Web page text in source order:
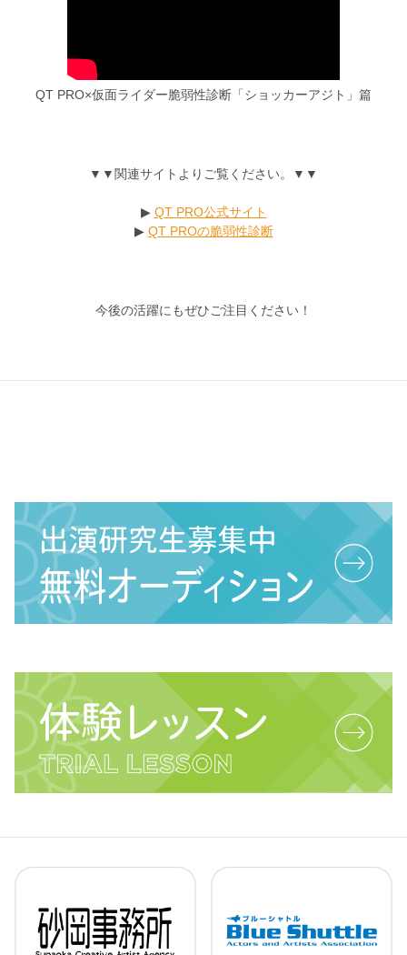
QT PRO×仮面ライダー脆弱性診断「ショッカーアジト」篇
▼▼関連サイトよりご覧ください。▼▼
▶ QT PRO公式サイト
▶ QT PROの脆弱性診断
今後の活躍にもぜひご注目ください！